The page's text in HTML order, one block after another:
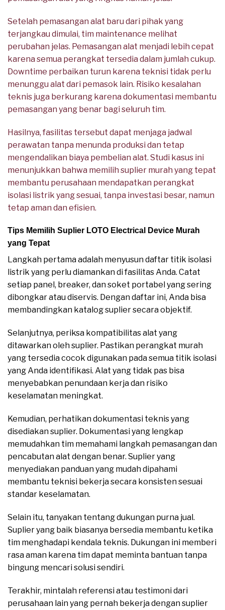
Setelah pemasangan alat baru dari pihak yang
terjangkau dimulai, tim maintenance melihat
perubahan jelas. Pemasangan alat menjadi lebih cepat
karena semua perangkat tersedia dalam jumlah cukup.
Downtime perbaikan turun karena teknisi tidak perlu
menunggu alat dari pemasok lain. Risiko kesalahan
teknis juga berkurang karena dokumentasi membantu
pemasangan yang benar bagi seluruh tim.
Hasilnya, fasilitas tersebut dapat menjaga jadwal
perawatan tanpa menunda produksi dan tetap
mengendalikan biaya pembelian alat. Studi kasus ini
menunjukkan bahwa memilih suplier murah yang tepat
membantu perusahaan mendapatkan perangkat
isolasi listrik yang sesuai, tanpa investasi besar, namun
tetap aman dan efisien.
Tips Memilih Suplier LOTO Electrical Device Murah
yang Tepat
Langkah pertama adalah menyusun daftar titik isolasi
listrik yang perlu diamankan di fasilitas Anda. Catat
setiap panel, breaker, dan soket portabel yang sering
dibongkar atau diservis. Dengan daftar ini, Anda bisa
membandingkan katalog suplier secara objektif.
Selanjutnya, periksa kompatibilitas alat yang
ditawarkan oleh suplier. Pastikan perangkat murah
yang tersedia cocok digunakan pada semua titik isolasi
yang Anda identifikasi. Alat yang tidak pas bisa
menyebabkan penundaan kerja dan risiko
keselamatan meningkat.
Kemudian, perhatikan dokumentasi teknis yang
disediakan suplier. Dokumentasi yang lengkap
memudahkan tim memahami langkah pemasangan dan
pencabutan alat dengan benar. Suplier yang
menyediakan panduan yang mudah dipahami
membantu teknisi bekerja secara konsisten sesuai
standar keselamatan.
Selain itu, tanyakan tentang dukungan purna jual.
Suplier yang baik biasanya bersedia membantu ketika
tim menghadapi kendala teknis. Dukungan ini memberi
rasa aman karena tim dapat meminta bantuan tanpa
bingung mencari solusi sendiri.
Terakhir, mintalah referensi atau testimoni dari
perusahaan lain yang pernah bekerja dengan suplier